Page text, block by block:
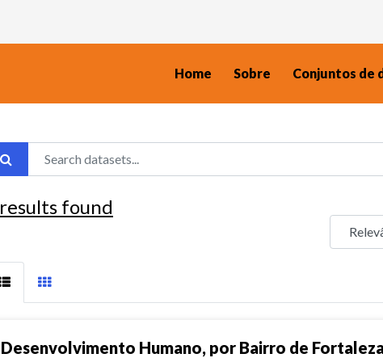
Home Sobre Conjuntos de
results found
Desenvolvimento Humano, por Bairro de